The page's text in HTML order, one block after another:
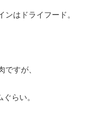
ンはドライフード。
ですが、
らい。